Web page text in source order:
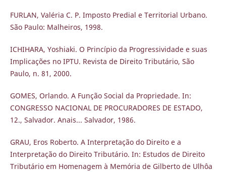
FURLAN, Valéria C. P. Imposto Predial e Territorial Urbano.
São Paulo: Malheiros, 1998.
ICHIHARA, Yoshiaki. O Princípio da Progressividade e suas
Implicações no IPTU. Revista de Direito Tributário, São
Paulo, n. 81, 2000.
GOMES, Orlando. A Função Social da Propriedade. In:
CONGRESSO NACIONAL DE PROCURADORES DE ESTADO,
12., Salvador. Anais... Salvador, 1986.
GRAU, Eros Roberto. A Interpretação do Direito e a
Interpretação do Direito Tributário. In: Estudos de Direito
Tributário em Homenagem à Memória de Gilberto de Ulhôa